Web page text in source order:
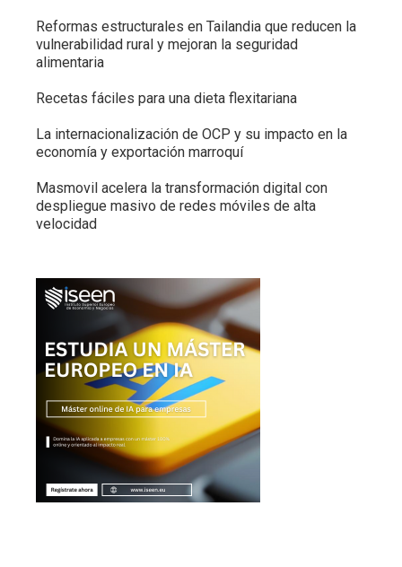
Reformas estructurales en Tailandia que reducen la
vulnerabilidad rural y mejoran la seguridad
alimentaria
Recetas fáciles para una dieta flexitariana
La internacionalización de OCP y su impacto en la
economía y exportación marroquí
Masmovil acelera la transformación digital con
despliegue masivo de redes móviles de alta
velocidad